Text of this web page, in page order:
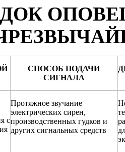
СПОСОБ ПОДАЧИ
СИГНАЛА
с
Протяжное звучание
электрических сирен,
производственных гудков и
других сигнальных средств